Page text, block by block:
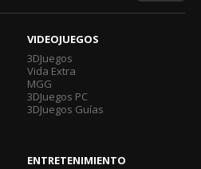
VIDEOJUEGOS
3DJuegos
Vida Extra
MGG
3DJuegos PC
3DJuegos Guías
ENTRETENIMIENTO